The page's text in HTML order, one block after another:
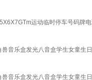
运动临时停车号码牌
音乐盒发光八音盒学生女童生
音乐盒发光八音盒学生女童生